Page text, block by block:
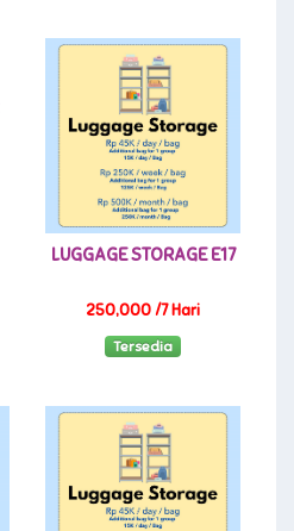
LUGGAGE STORAGE E17
250,000 /7 Hari
Tersedia